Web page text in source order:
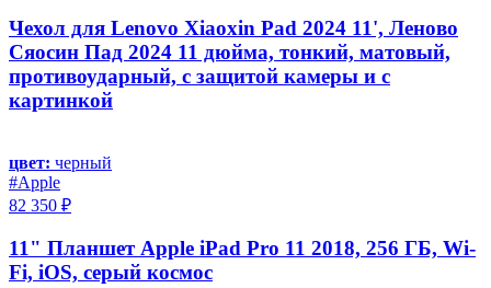
Чехол для Lenovo Xiaoxin Pad 2024 11', Леново
Сяосин Пад 2024 11 дюйма, тонкий, матовый,
противоударный, с защитой камеры и с
картинкой
цвет: черный
#Apple
82 350 ₽
11" Планшет Apple iPad Pro 11 2018, 256 ГБ, Wi-
Fi, iOS, серый космос